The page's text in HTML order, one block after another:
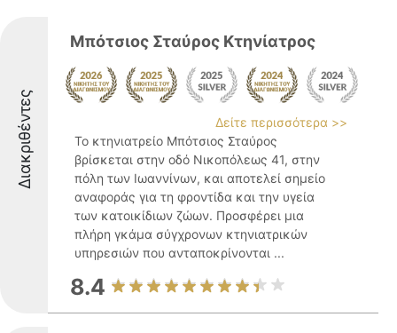
Διακριθέντες
Μπότσιος Σταύρος Κτηνίατρος
Δείτε περισσότερα >>
Το κτηνιατρείο Μπότσιος Σταύρος
βρίσκεται στην οδό Νικοπόλεως 41, στην
πόλη των Ιωαννίνων, και αποτελεί σημείο
αναφοράς για τη φροντίδα και την υγεία
των κατοικίδιων ζώων. Προσφέρει μια
πλήρη γκάμα σύγχρονων κτηνιατρικών
υπηρεσιών που ανταποκρίνονται ...
8.4